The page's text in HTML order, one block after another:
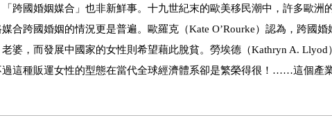
「跨國婚姻媒合」也非新鮮事。十九世紀末的歐美移民潮中，許多歐洲
合跨國婚姻的情況更是普遍。歐羅克（Kate O’Rourke）認為，跨國
婆，而發展中國家的女性則希望藉此脫貧。勞埃德（Kathryn A. Llyod
這種販運女性的型態在當代全球經濟體系卻是繁榮得很！ ……這個產
銘的文章指出，在婚姻雙方資訊有限的情況下，開始出現跨國婚姻媒